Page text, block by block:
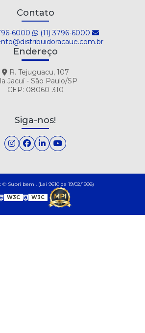
Contato
6000
(11) 3796-6000
Endereço
R. Tejuguacu, 107
Jacuí - São Paulo/SP
CEP: 08060-310
Siga-nos!
Supri bem . (Lei 9610 de 19/02/1998)
W3C W3C